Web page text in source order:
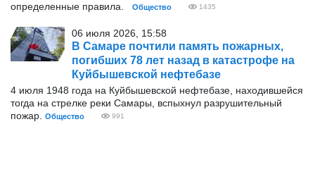
определенные правила.
Общество 1435
06 июля 2026, 15:58
В Самаре почтили память пожарных,
погибших 78 лет назад в катастрофе на
Куйбышевской нефтебазе
4 июля 1948 года на Куйбышевской нефтебазе, находившейся
тогда на стрелке реки Самары, вспыхнул разрушительный
пожар.
Общество 991